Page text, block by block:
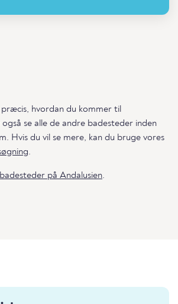
hvordan du kommer til
se alle de andre badesteder inden
Hvis du vil se mere, kan du bruge vores
.
på Andalusien.